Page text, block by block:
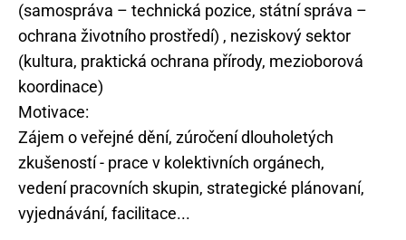
(samospráva – technická pozice, státní správa –
ochrana životního prostředí) , neziskový sektor
(kultura, praktická ochrana přírody, mezioborová
koordinace)
Motivace:
Zájem o veřejné dění, zúročení dlouholetých
zkušeností - prace v kolektivních orgánech,
vedení pracovních skupin, strategické plánovaní,